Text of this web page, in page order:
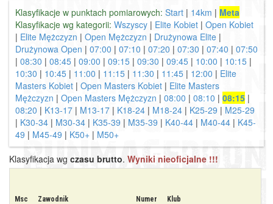
Klasyfikacje w punktach pomiarowych: Start | 14km | Meta
Klasyfikacje wg kategorii: Wszyscy | Elite Kobiet | Open Kobiet
| Elite Mężczyzn | Open Mężczyzn | Drużynowa Elite |
Drużynowa Open | 07:00 | 07:10 | 07:20 | 07:30 | 07:40 | 07:50
| 08:30 | 08:45 | 09:00 | 09:15 | 09:30 | 09:45 | 10:00 | 10:15 |
10:30 | 10:45 | 11:00 | 11:15 | 11:30 | 11:45 | 12:00 | Elite
Masters Kobiet | Open Masters Kobiet | Elite Masters
Mężczyzn | Open Masters Mężczyzn | 08:00 | 08:10 | 08:15 |
08:20 | K13-17 | M13-17 | K18-24 | M18-24 | K25-29 | M25-29
| K30-34 | M30-34 | K35-39 | M35-39 | K40-44 | M40-44 | K45-
49 | M45-49 | K50+ | M50+
Klasyfikacja wg czasu brutto. Wyniki nieoficjalne !!!
Msc Zawodnik Numer Klub